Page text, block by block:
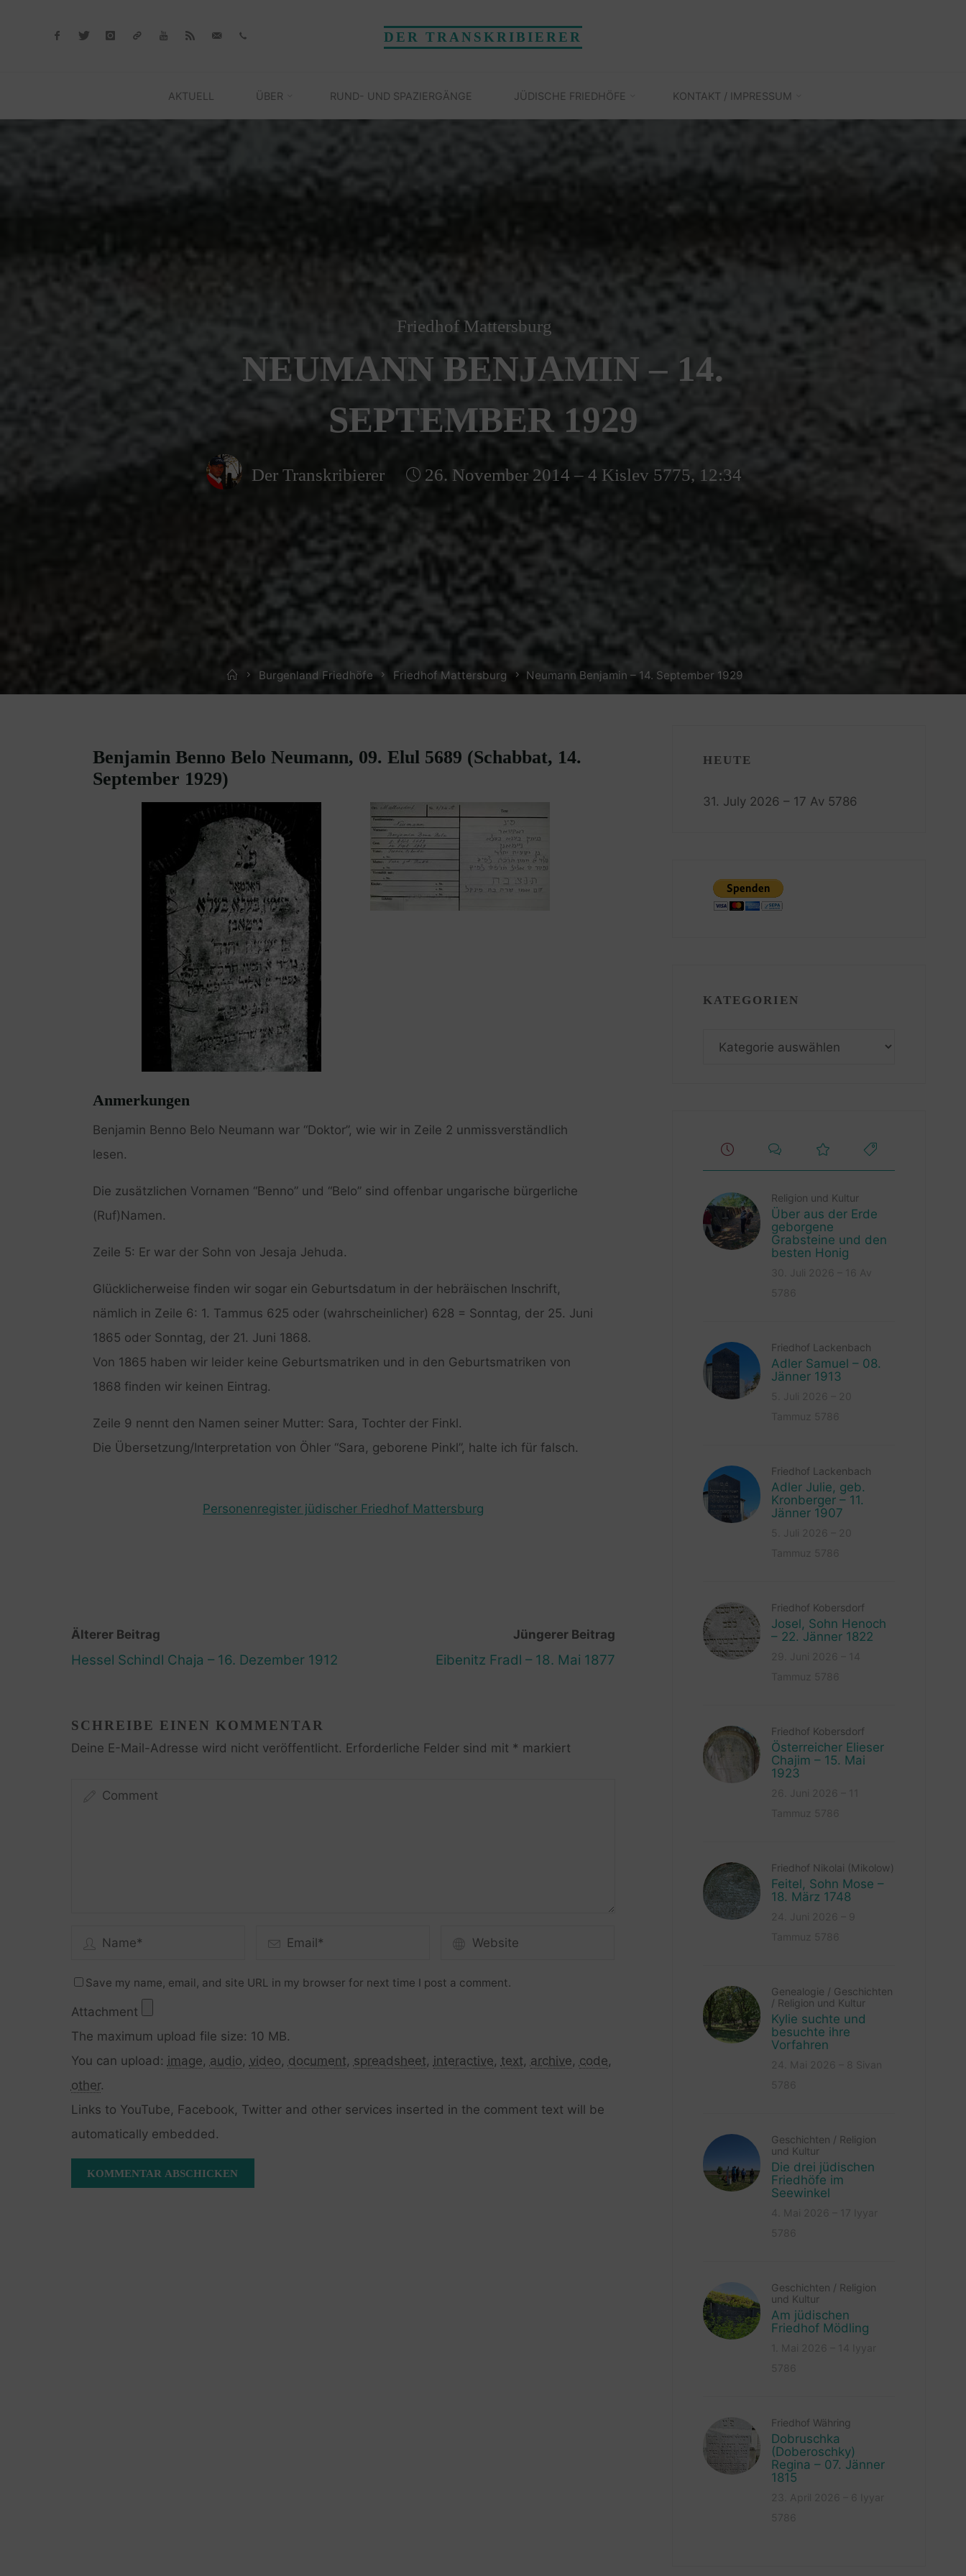
DER TRANSKRIBIERER
AKTUELL ÜBER RUND- UND SPAZIERGÄNGE JÜDISCHE FRIEDHÖFE KONTAKT / IMPRESSUM
Friedhof Mattersburg
NEUMANN BENJAMIN – 14.
SEPTEMBER 1929
Der Transkribierer 26. November 2014 – 4 Kislev 5775, 12:34
HomeBurgenland Friedhöfe Friedhof Mattersburg Neumann Benjamin – 14. September 1929
Benjamin Benno Belo Neumann, 09. Elul 5689 (Schabbat, 14.
September 1929)
Anmerkungen
Benjamin Benno Belo Neumann war “Doktor”, wie wir in Zeile 2 unmissverständlich
lesen.
Die zusätzlichen Vornamen “Benno” und “Belo” sind offenbar ungarische bürgerliche
(Ruf)Namen.
Zeile 5: Er war der Sohn von Jesaja Jehuda.
Glücklicherweise finden wir sogar ein Geburtsdatum in der hebräischen Inschrift,
nämlich in Zeile 6: 1. Tammus 625 oder (wahrscheinlicher) 628 = Sonntag, der 25. Juni
1865 oder Sonntag, der 21. Juni 1868.
Von 1865 haben wir leider keine Geburtsmatriken und in den Geburtsmatriken von
1868 finden wir keinen Eintrag.
Zeile 9 nennt den Namen seiner Mutter: Sara, Tochter der Finkl.
Die Übersetzung/Interpretation von Öhler “Sara, geborene Pinkl”, halte ich für falsch.
Personenregister jüdischer Friedhof Mattersburg
Älterer Beitrag
Hessel Schindl Chaja – 16. Dezember 1912
Jüngerer Beitrag
Eibenitz Fradl – 18. Mai 1877
SCHREIBE EINEN KOMMENTAR
Deine E-Mail-Adresse wird nicht veröffentlicht. Erforderliche Felder sind mit * markiert
Save my name, email, and site URL in my browser for next time I post a comment.
Attachment
The maximum upload file size: 10 MB.
You can upload: image, audio, video, document, spreadsheet, interactive, text, archive, code,
other.
Links to YouTube, Facebook, Twitter and other services inserted in the comment text will be
automatically embedded.
HEUTE
31. July 2026 – 17 Av 5786
KATEGORIEN
Religion und Kultur
Über aus der Erde
geborgene
Grabsteine und den
besten Honig
Friedhof Lackenbach
Adler Samuel – 08.
Jänner 1913
Friedhof Lackenbach
Adler Julie, geb.
Kronberger – 11.
Jänner 1907
Friedhof Kobersdorf
Josel, Sohn Henoch
– 22. Jänner 1822
Friedhof Kobersdorf
Österreicher Elieser
Chajim – 15. Mai
1923
Friedhof Nikolai (Mikolow)
Feitel, Sohn Mose –
18. März 1748
Genealogie / Geschichten
/ Religion und Kultur
Kylie suchte und
besuchte ihre
Vorfahren
Geschichten / Religion
und Kultur
Die drei jüdischen
Friedhöfe im
Seewinkel
Geschichten / Religion
und Kultur
Am jüdischen
Friedhof Mödling
Friedhof Währing
Dobruschka
(Doberoschky)
Regina – 07. Jänner
1815